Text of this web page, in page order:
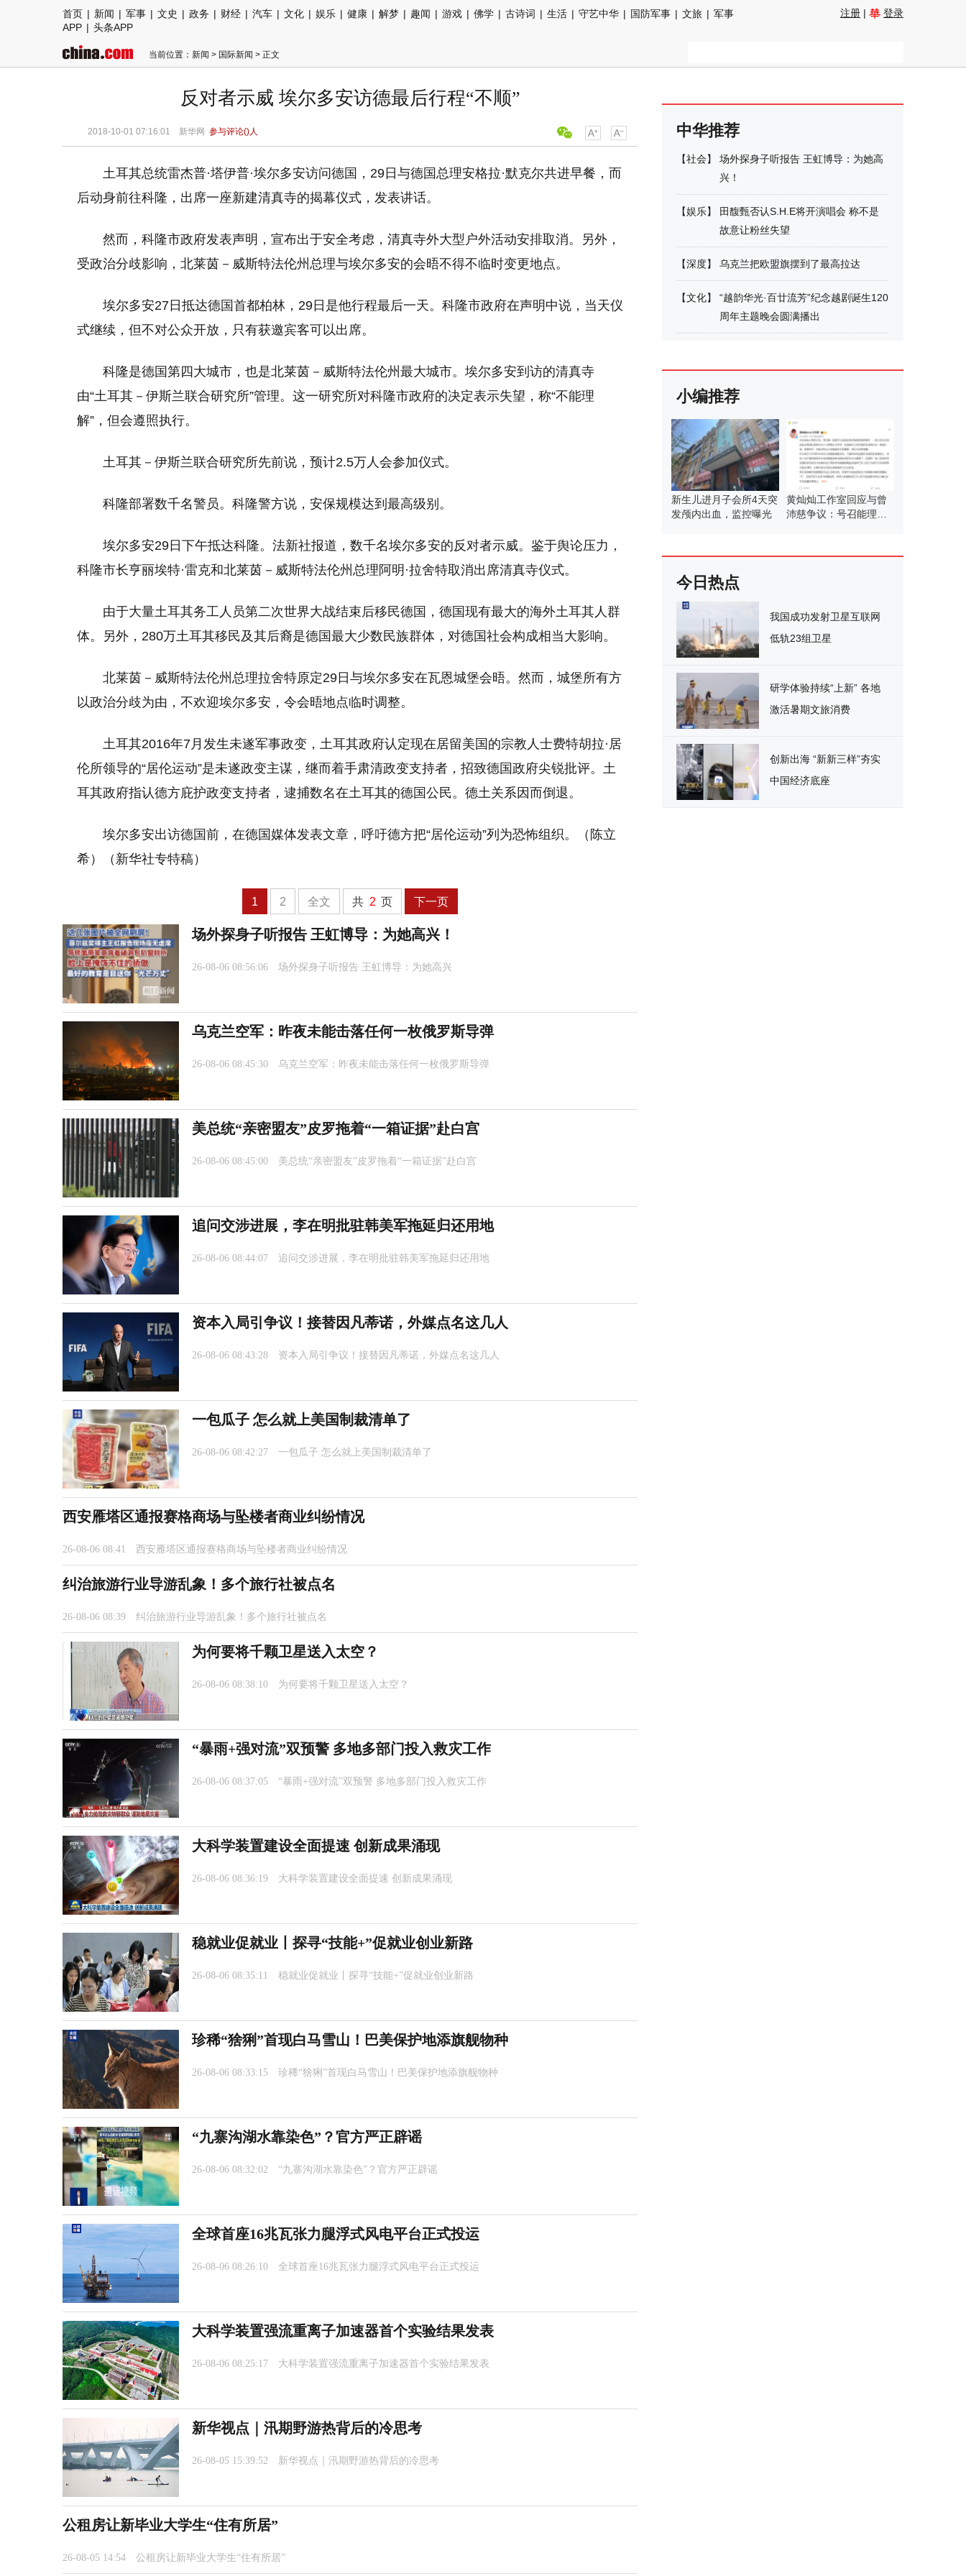
首页 | 新闻 | 军事 | 文史 | 政务 | 财经 | 汽车 | 文化 | 娱乐 | 健康 | 解梦 | 趣闻 | 游戏 | 佛学 | 古诗词 | 生活 | 守艺中华 | 国防军事 | 文旅 | 军事
APP | 头条APP
注册 | 登录
当前位置： 新闻 > 国际新闻 > 正文
反对者示威 埃尔多安访德最后行程“不顺”
2018-10-01 07:16:01 新华网 参与评论()人
土耳其总统雷杰普·塔伊普·埃尔多安访问德国 ，29日与德国总理安格拉·默克尔共进早餐，而
后动身前往科隆，出席一座新建清真寺的揭幕仪式，发表讲话。
然而，科隆市政府发表声明，宣布出于安全考虑，清真寺外大型户外活动安排取消。另外，
受政治分歧影响，北莱茵－威斯特法伦州总理与埃尔多安的会晤不得不临时变更地点。
埃尔多安27日抵达德国首都柏林，29日是他行程最后一天。科隆市政府在声明中说，当天仪
式继续，但不对公众开放，只有获邀宾客可以出席。
科隆是德国第四大城市，也是北莱茵－威斯特法伦州最大城市。埃尔多安到访的清真寺
由“土耳其－伊斯兰联合研究所”管理。这一研究所对科隆市政府的决定表示失望，称“不能理
解”，但会遵照执行。
土耳其－伊斯兰联合研究所先前说，预计2.5万人会参加仪式。
科隆部署数千名警员。科隆警方说，安保规模达到最高级别。
埃尔多安29日下午抵达科隆。法新社报道，数千名埃尔多安的反对者示威。鉴于舆论压力，
科隆市长亨丽埃特·雷克和北莱茵－威斯特法伦州总理阿明·拉舍特取消出席清真寺仪式。
由于大量土耳其务工人员第二次世界大战结束后移民德国，德国现有最大的海外土耳其人群
体。另外，280万土耳其移民及其后裔是德国最大少数民族群体，对德国社会构成相当大影响。
北莱茵－威斯特法伦州总理拉舍特原定29日与埃尔多安在瓦恩城堡会晤。然而，城堡所有方
以政治分歧为由，不欢迎埃尔多安，令会晤地点临时调整。
土耳其2016年7月发生未遂军事政变，土耳其政府认定现在居留美国的宗教人士费特胡拉·居
伦所领导的“居伦运动”是未遂政变主谋，继而着手肃清政变支持者，招致德国政府尖锐批评。土
耳其政府指认德方庇护政变支持者，逮捕数名在土耳其的德国公民。德土关系因而倒退。
埃尔多安出访德国前，在德国媒体发表文章，呼吁德方把“居伦运动”列为恐怖组织。（陈立
希）（新华社专特稿）
1 2 全文 共 2 页 下一页
场外探身子听报告 王虹博导：为她高兴！
26-08-06 08:56:06 场外探身子听报告 王虹博导：为她高兴
乌克兰空军：昨夜未能击落任何一枚俄罗斯导弹
26-08-06 08:45:30 乌克兰空军：昨夜未能击落任何一枚俄罗斯导弹
美总统“亲密盟友”皮罗拖着“一箱证据”赴白宫
26-08-06 08:45:00 美总统“亲密盟友”皮罗拖着“一箱证据”赴白宫
追问交涉进展，李在明批驻韩美军拖延归还用地
26-08-06 08:44:07 追问交涉进展，李在明批驻韩美军拖延归还用地
资本入局引争议！接替因凡蒂诺，外媒点名这几人
26-08-06 08:43:28 资本入局引争议！接替因凡蒂诺，外媒点名这几人
一包瓜子 怎么就上美国制裁清单了
26-08-06 08:42:27 一包瓜子 怎么就上美国制裁清单了
西安雁塔区通报赛格商场与坠楼者商业纠纷情况
26-08-06 08:41 西安雁塔区通报赛格商场与坠楼者商业纠纷情况
纠治旅游行业导游乱象！多个旅行社被点名
26-08-06 08:39 纠治旅游行业导游乱象！多个旅行社被点名
为何要将千颗卫星送入太空？
26-08-06 08:38:10 为何要将千颗卫星送入太空？
“暴雨+强对流”双预警 多地多部门投入救灾工作
26-08-06 08:37:05 “暴雨+强对流”双预警 多地多部门投入救灾工作
大科学装置建设全面提速 创新成果涌现
26-08-06 08:36:19 大科学装置建设全面提速 创新成果涌现
稳就业促就业丨探寻“技能+”促就业创业新路
26-08-06 08:35:11 稳就业促就业丨探寻“技能+”促就业创业新路
珍稀“猞猁”首现白马雪山！巴美保护地添旗舰物种
26-08-06 08:33:15 珍稀“猞猁”首现白马雪山！巴美保护地添旗舰物种
“九寨沟湖水靠染色”？官方严正辟谣
26-08-06 08:32:02 “九寨沟湖水靠染色”？官方严正辟谣
全球首座16兆瓦张力腿浮式风电平台正式投运
26-08-06 08:26:10 全球首座16兆瓦张力腿浮式风电平台正式投运
大科学装置强流重离子加速器首个实验结果发表
26-08-06 08:25:17 大科学装置强流重离子加速器首个实验结果发表
新华视点｜汛期野游热背后的冷思考
26-08-05 15:39:52 新华视点｜汛期野游热背后的冷思考
公租房让新毕业大学生“住有所居”
26-08-05 14:54 公租房让新毕业大学生“住有所居”
中华推荐
【社会】
场外探身子听报告 王虹博导：为她高
兴！
【娱乐】
田馥甄否认S.H.E将开演唱会 称不是
故意让粉丝失望
【深度】 乌克兰把欧盟旗摆到了最高拉达
【文化】
“越韵华光·百廿流芳”纪念越剧诞生120
周年主题晚会圆满播出
小编推荐
新生儿进月子会所4天突
发颅内出血，监控曝光
黄灿灿工作室回应与曾
沛慈争议：号召能理智
今日热点
我国成功发射卫星互联网
低轨23组卫星
研学体验持续“上新” 各地
激活暑期文旅消费
创新出海 “新新三样”夯实
中国经济底座